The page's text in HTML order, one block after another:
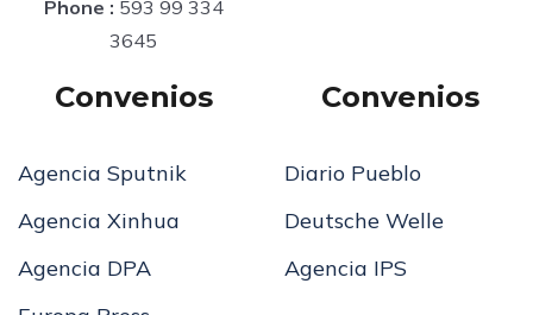
Phone : 593 99 334
3645
Convenios
Agencia Sputnik
Agencia Xinhua
Agencia DPA
Convenios
Diario Pueblo
Deutsche Welle
Agencia IPS